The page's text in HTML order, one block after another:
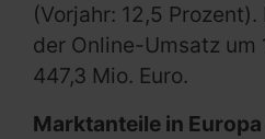
(Vorjahr: 12,5
der Online-Umsatz um
447,3 Mio. Euro.
Marktanteile in